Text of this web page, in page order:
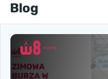
Blog